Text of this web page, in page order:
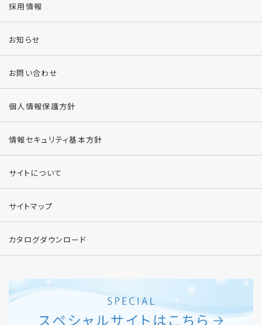
採用情報
お知らせ
お問い合わせ
個人情報保護方針
情報セキュリティ基本方針
サイトについて
サイトマップ
カタログダウンロード